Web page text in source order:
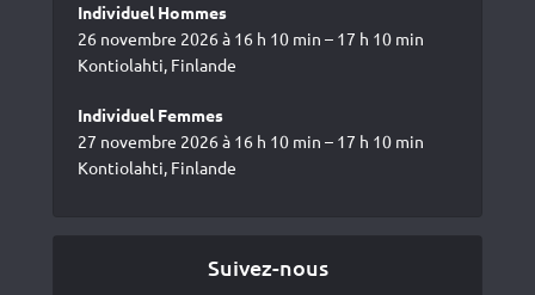
Individuel Hommes
26 novembre 2026 à 16 h 10 min – 17 h 10 min
Kontiolahti, Finlande
Individuel Femmes
27 novembre 2026 à 16 h 10 min – 17 h 10 min
Kontiolahti, Finlande
Suivez-nous